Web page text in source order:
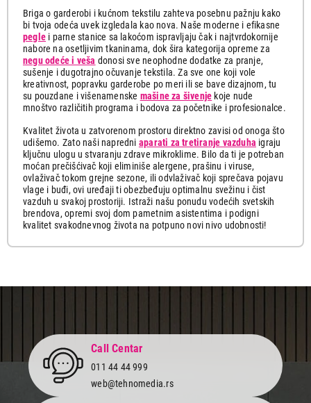
Briga o garderobi i kućnom tekstilu zahteva posebnu pažnju kako
bi tvoja odeća uvek izgledala kao nova. Naše moderne i efikasne
pegle i parne stanice sa lakoćom ispravljaju čak i najtvrdokornije
nabore na osetljivim tkaninama, dok šira kategorija opreme za
negu odeće i veša donosi sve neophodne dodatke za pranje,
sušenje i dugotrajno očuvanje tekstila. Za sve one koji vole
kreativnost, popravku garderobe po meri ili se bave dizajnom, tu
su pouzdane i višenamenske mašine za šivenje koje nude
mnoštvo različitih programa i bodova za početnike i profesionalce.
Kvalitet života u zatvorenom prostoru direktno zavisi od onoga što
udišemo. Zato naši napredni aparati za tretiranje vazduha igraju
ključnu ulogu u stvaranju zdrave mikroklime. Bilo da ti je potreban
moćan prečišćivač koji eliminiše alergene, prašinu i viruse,
ovlaživač tokom grejne sezone, ili odvlaživač koji sprečava pojavu
vlage i buđi, ovi uređaji ti obezbeđuju optimalnu svežinu i čist
vazduh u svakoj prostoriji. Istraži našu ponudu vodećih svetskih
brendova, opremi svoj dom pametnim asistentima i podigni
kvalitet svakodnevnog života na potpuno novi nivo udobnosti!
Call Centar
011 44 44 999
web@tehnomedia.rs